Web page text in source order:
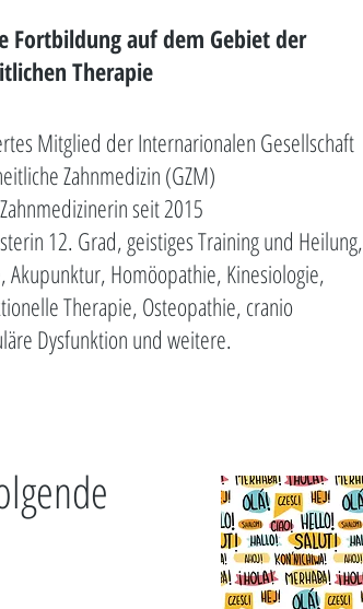
Fortbildung auf dem Gebiet der
Therapie
Mitglied der Internarionalen Gesellschaft
Zahnmedizin (GZM)
seit 2015
12. Grad, geistiges Training und Heilung,
Akupunktur, Homöopathie, Kinesiologie,
Therapie, Osteopathie, cranio
Dysfunktion und weitere.